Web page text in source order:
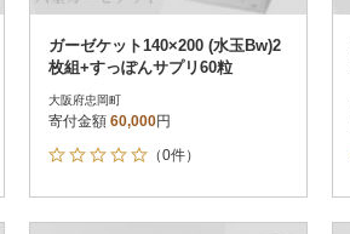
ガーゼケット140×200 (水玉Bw)2
枚組+すっぽんサプリ60粒
大阪府忠岡町
寄付金額 60,000円
（0件）